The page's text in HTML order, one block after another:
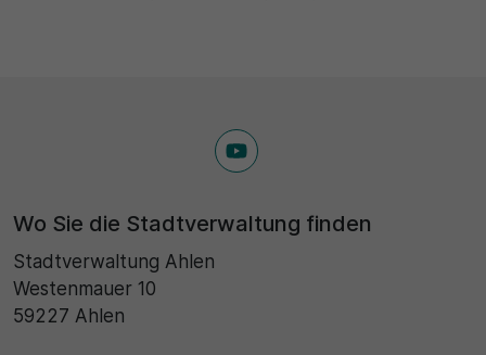
Wo Sie die Stadtverwaltung finden
Stadtverwaltung Ahlen
Westenmauer 10
59227 Ahlen